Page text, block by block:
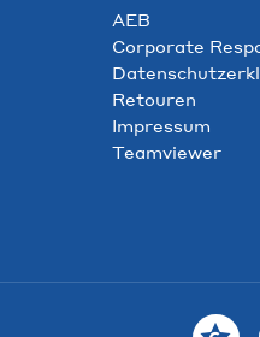
AEB
Corporate
Retouren
Impressum
Teamviewer